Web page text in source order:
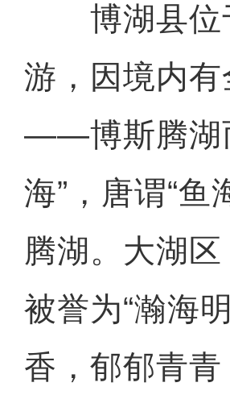
博湖县位
游，因境内
——博斯腾湖
海”，唐谓“鱼
腾湖。大湖
被誉为“瀚海
香，郁郁青青